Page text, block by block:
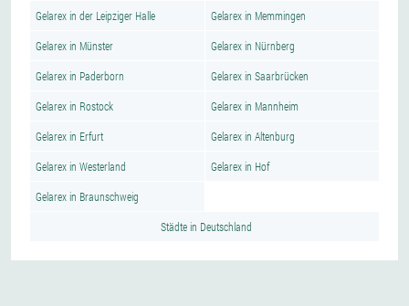
Gelarex in der Leipziger Halle Gelarex in Memmingen
Gelarex in Münster Gelarex in Nürnberg
Gelarex in Paderborn Gelarex in Saarbrücken
Gelarex in Rostock Gelarex in Mannheim
Gelarex in Erfurt Gelarex in Altenburg
Gelarex in Westerland Gelarex in Hof
Gelarex in Braunschweig
Städte in Deutschland